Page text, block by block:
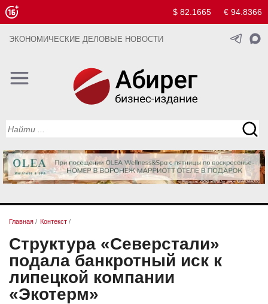
$ 82.1665 € 94.8366
ЭКОНОМИЧЕСКИЕ ДЕЛОВЫЕ НОВОСТИ
Главная / Контекст /
Структура «Северстали»
подала банкротный иск к
липецкой компании
«Экотерм»